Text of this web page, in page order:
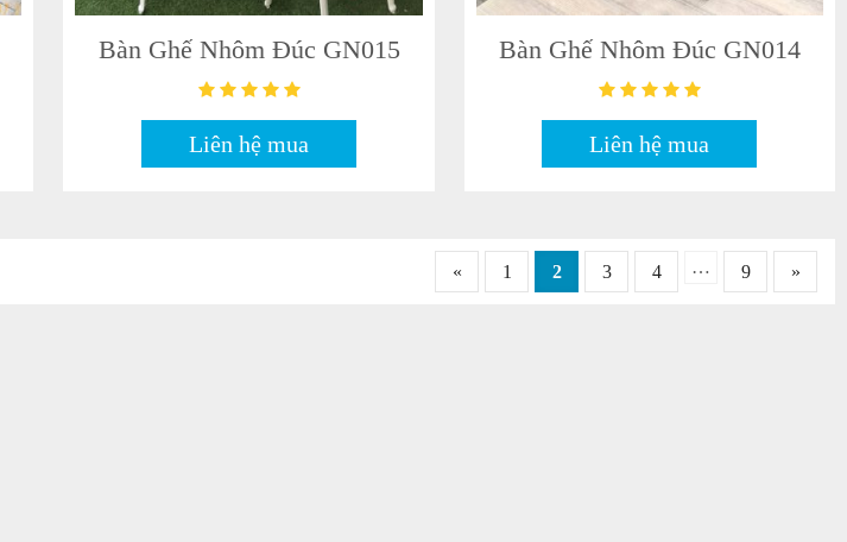
Bàn Ghế Nhôm Đúc GN015
Liên hệ mua
Bàn Ghế Nhôm Đúc GN014
Liên hệ mua
« 1 2 3 4 … 9 »